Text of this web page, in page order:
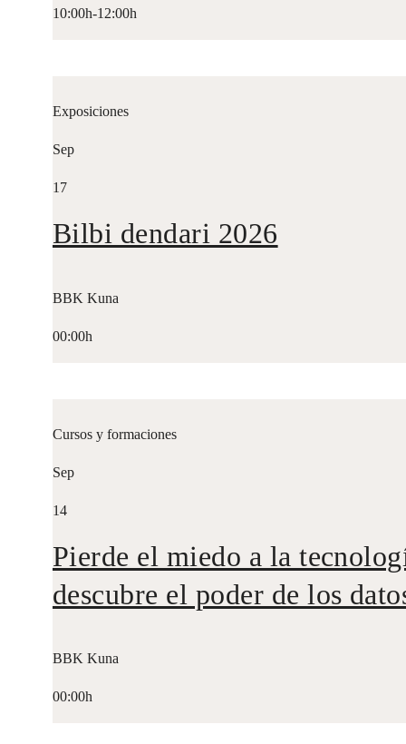
10:00h-12:00h
Exposiciones
Sep
17
Bilbi dendari 2026
BBK Kuna
00:00h
Cursos y formaciones
Sep
14
Pierde el miedo a la
descubre el poder de los
BBK Kuna
00:00h